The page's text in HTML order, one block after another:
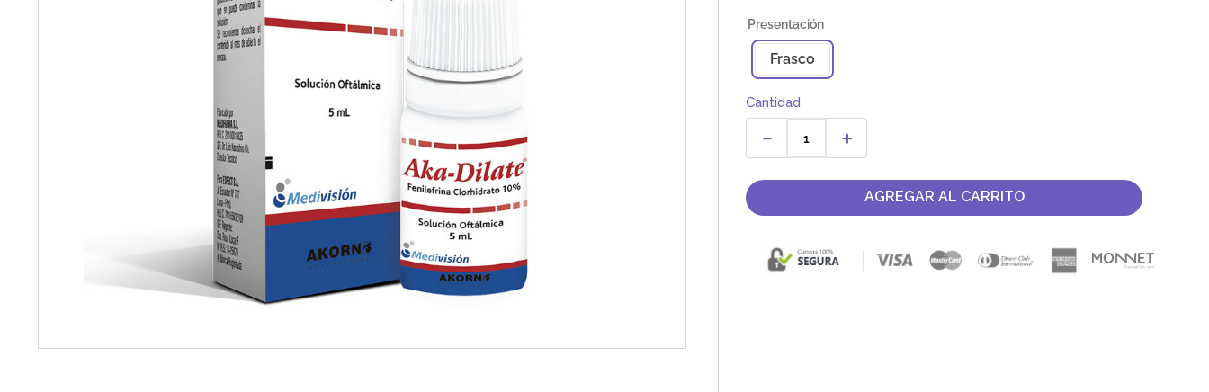
Frasco
Cantidad
＋
－
AGREGAR AL CARRITO